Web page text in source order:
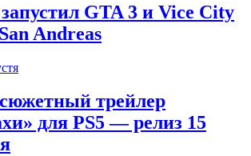
GTA 3 и Vice City
Andreas
трейлер
для PS5 — релиз 15